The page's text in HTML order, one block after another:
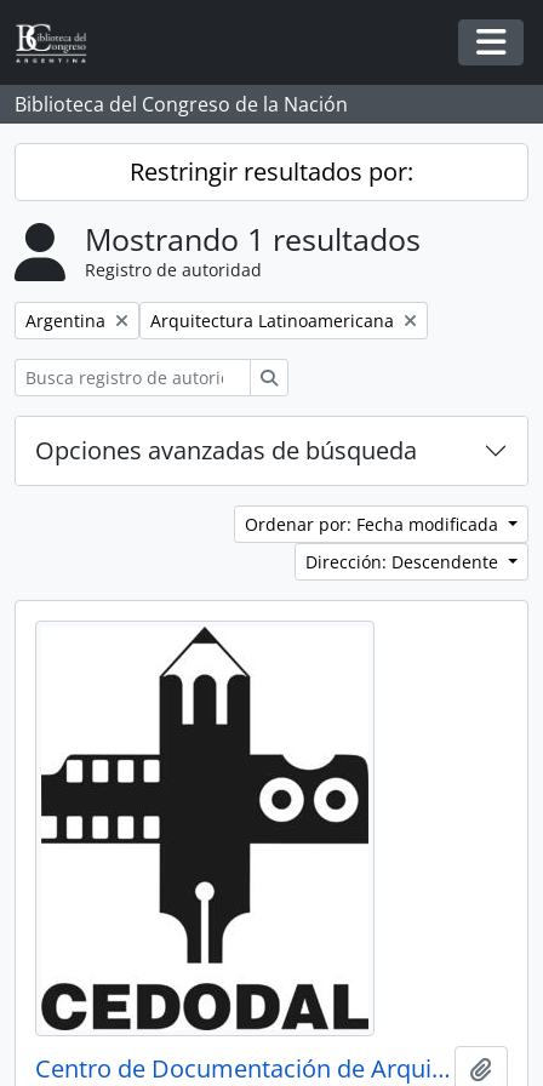
Skip to main content
Biblioteca del Congreso de la Nación
Restringir resultados por:
Mostrando 1 resultados
Registro de autoridad
Remove filter:
Argentina Remove filter:
Arquitectura Latinoamericana
Opciones avanzadas de búsqueda
Ordenar por: Fecha modificada
Dirección: Descendente
Centro de Documentación de Arquitectura Latinoamericana - CEDODAL